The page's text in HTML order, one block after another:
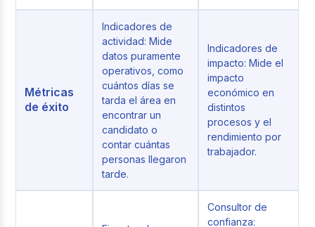
Métricas
de éxito
Indicadores de
actividad: Mide
datos puramente
operativos, como
cuántos días se
tarda el área en
encontrar un
candidato o
contar cuántas
personas llegaron
tarde.
Indicadores de
impacto: Mide el
impacto
económico en
distintos
procesos y el
rendimiento por
trabajador.
Consultor de
confianza: